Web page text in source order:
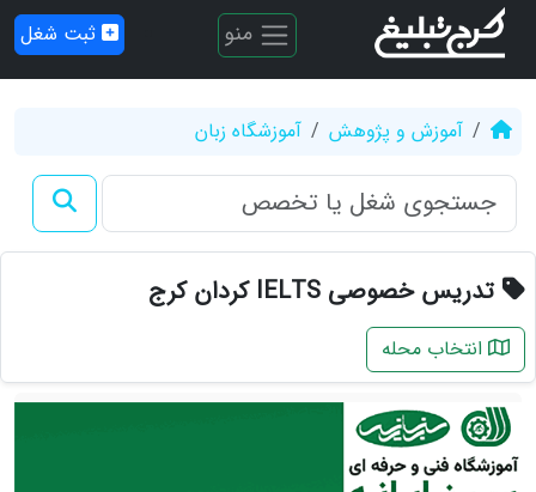
منو ثبت شغل
آموزش و پژوهش آموزشگاه زبان
تدریس خصوصی IELTS کردان کرج
انتخاب محله